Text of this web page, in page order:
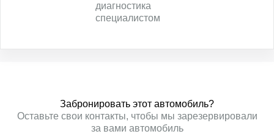
диагностика
специалистом
Забронировать этот автомобиль?
Оставьте свои контакты, чтобы мы зарезервировали
за вами автомобиль